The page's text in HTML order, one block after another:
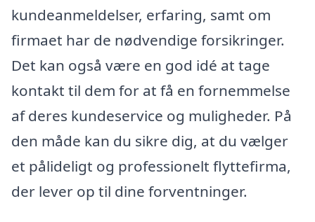
kundeanmeldelser, erfaring, samt om
firmaet har de nødvendige forsikringer.
Det kan også være en god idé at tage
kontakt til dem for at få en fornemmelse
af deres kundeservice og muligheder. På
den måde kan du sikre dig, at du vælger
et pålideligt og professionelt flyttefirma,
der lever op til dine forventninger.